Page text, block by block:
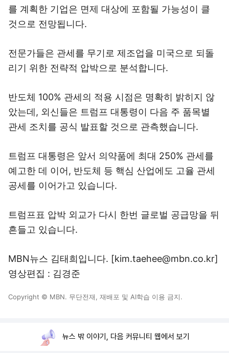
를 계획한 기업은 면제 대상에 포함될 가능성이 클
것으로 전망됩니다.
전문가들은 관세를 무기로 제조업을 미국으로 되돌
리기 위한 전략적 압박으로 분석합니다.
반도체 100% 관세의 적용 시점은 명확히 밝히지 않
았는데, 외신들은 트럼프 대통령이 다음 주 품목별
관세 조치를 공식 발표할 것으로 관측했습니다.
트럼프 대통령은 앞서 의약품에 최대 250% 관세를
예고한 데 이어, 반도체 등 핵심 산업에도 고율 관세
공세를 이어가고 있습니다.
트럼프표 압박 외교가 다시 한번 글로벌 공급망을 뒤
흔들고 있습니다.
MBN뉴스 김태희입니다. [kim.taehee@mbn.co.kr]
영상편집 : 김경준
Copyright © MBN. 무단전재, 재배포 및 AI학습 이용 금지.
뉴스 밖 이야기, 다음 커뮤니티 웹에서 보기